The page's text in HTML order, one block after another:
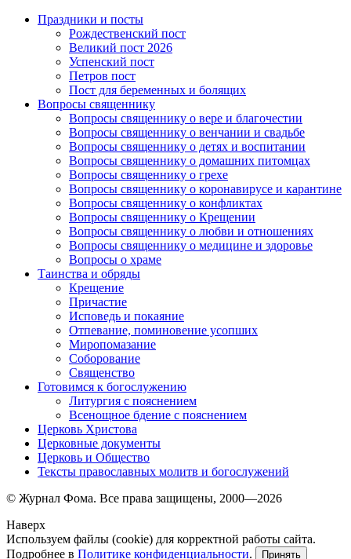
Праздники и посты
Рождественский пост
Великий пост 2026
Успенский пост
Петров пост
Пост для беременных и болящих
Вопросы священнику
Вопросы священнику о вере и благочестии
Вопросы священнику о венчании и свадьбе
Вопросы священнику о детях и воспитании
Вопросы священнику о домашних питомцах
Вопросы священнику о грехе
Вопросы священнику о коронавирусе и карантине
Вопросы священнику о конфликтах
Вопросы священнику о Крещении
Вопросы священнику о любви и отношениях
Вопросы священнику о медицине и здоровье
Вопросы о храме
Таинства и обряды
Крещение
Причастие
Исповедь и покаяние
Отпевание, поминовение усопших
Миропомазание
Соборование
Священство
Готовимся к богослужению
Литургия с пояснением
Всенощное бдение с пояснением
Церковь Христова
Церковные документы
Церковь и Общество
Тексты православных молитв и богослужений
© Журнал Фома. Все права защищены, 2000—2026
Наверх
Используем файлы (cookie) для корректной работы сайта.
Подробнее в Политике конфиденциальности. Принять